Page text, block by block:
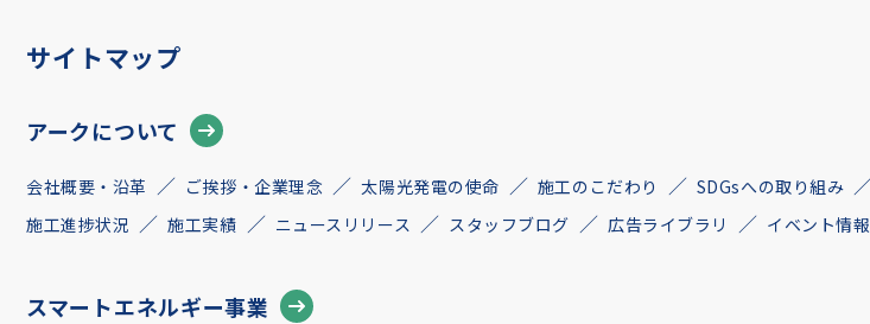
サイトマップ
アークについて
会社概要・沿革 ご挨拶・企業理念 太陽光発電の使命 施工のこだわり SDGsへの取り組み
施工進捗状況
施工実績 ニュースリリース スタッフブログ 広告ライブラリ イベント情報
スマートエネルギー事業